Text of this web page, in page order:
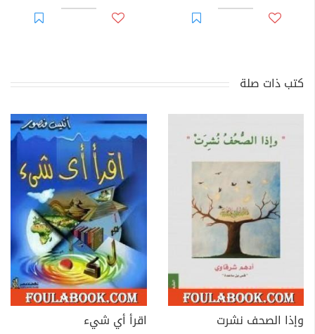
كتب ذات صلة
وإذا الصحف نشرت
اقرأ أي شيء